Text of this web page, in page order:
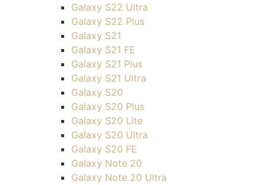
Galaxy S22 Ultra
Galaxy S22 Plus
Galaxy S21
Galaxy S21 FE
Galaxy S21 Plus
Galaxy S21 Ultra
Galaxy S20
Galaxy S20 Plus
Galaxy S20 Lite
Galaxy S20 Ultra
Galaxy S20 FE
Galaxy Note 20
Galaxy Note 20 Ultra